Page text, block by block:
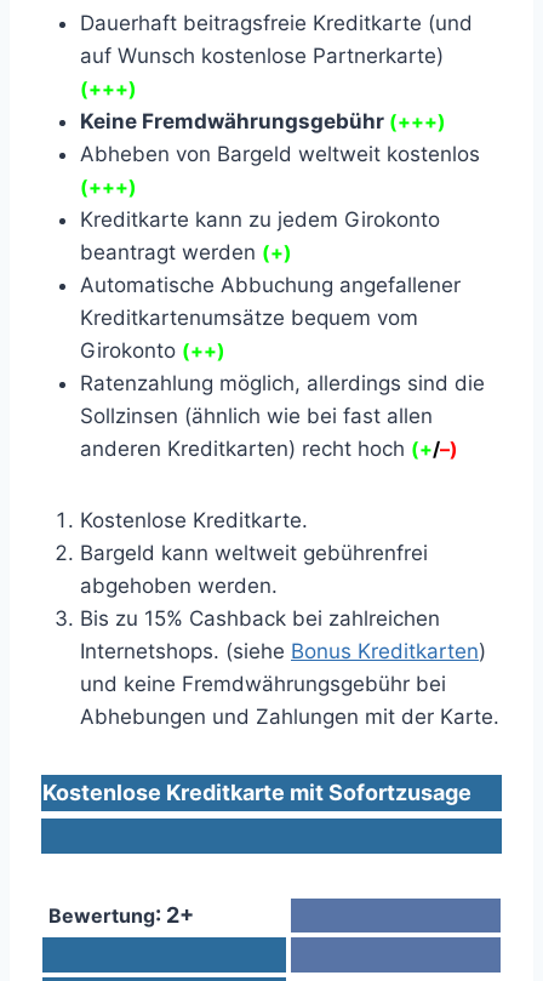
Dauerhaft beitragsfreie Kreditkarte (und
auf Wunsch kostenlose Partnerkarte)
(+++)
Keine Fremdwährungsgebühr (+++)
Abheben von Bargeld weltweit kostenlos
(+++)
Kreditkarte kann zu jedem Girokonto
beantragt werden (+)
Automatische Abbuchung angefallener
Kreditkartenumsätze bequem vom
Girokonto (++)
Ratenzahlung möglich, allerdings sind die
Sollzinsen (ähnlich wie bei fast allen
anderen Kreditkarten) recht hoch (+/–)
Kostenlose Kreditkarte.
Bargeld kann weltweit gebührenfrei
abgehoben werden.
Bis zu 15% Cashback bei zahlreichen
Internetshops. (siehe Bonus Kreditkarten)
und keine Fremdwährungsgebühr bei
Abhebungen und Zahlungen mit der Karte.
Kostenlose Kreditkarte mit Sofortzusage
Bewertung: 2+